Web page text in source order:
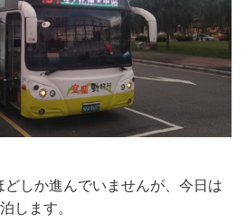
どしか進んでいませんが、今日は
します。